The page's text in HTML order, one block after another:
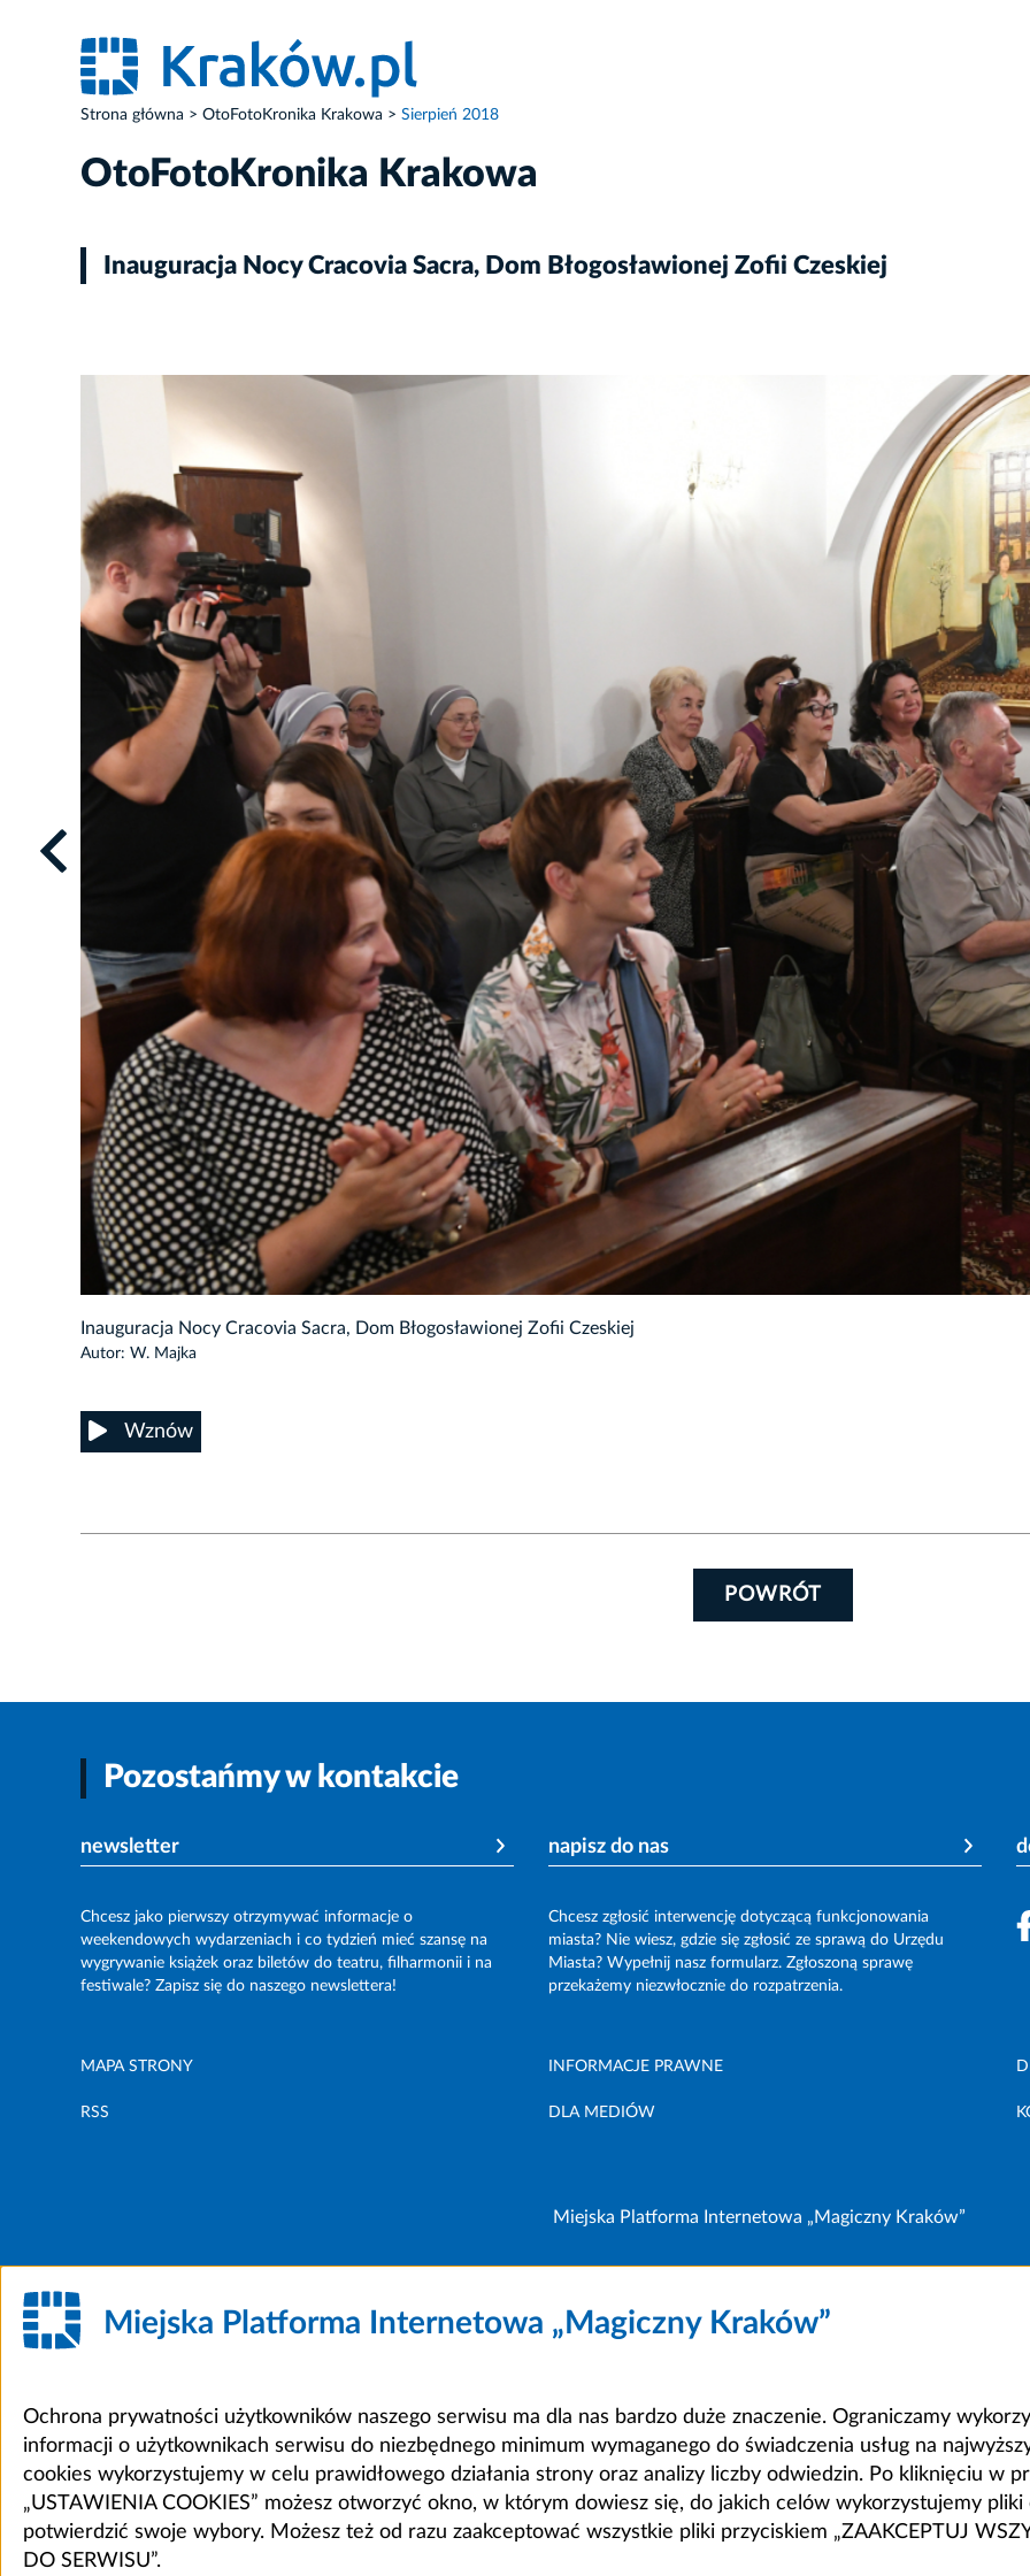
Strona główna OtoFotoKronika Krakowa Sierpień 2018
OtoFotoKronika Krakowa
Inauguracja Nocy Cracovia Sacra, Dom Błogosławionej Zofii Czeskiej
Inauguracja Nocy Cracovia Sacra, Dom Błogosławionej Zofii Czeskiej
Autor: W. Majka
Wznów
POWRÓT
Pozostańmy w kontakcie
newsletter
Chcesz jako pierwszy otrzymywać informacje o
weekendowych wydarzeniach i co tydzień mieć szansę na
wygrywanie książek oraz biletów do teatru, filharmonii i na
festiwale? Zapisz się do naszego newslettera!
napisz do nas
Chcesz zgłosić interwencję dotyczącą funkcjonowania
miasta? Nie wiesz, gdzie się zgłosić ze sprawą do Urzędu
Miasta? Wypełnij nasz formularz. Zgłoszoną sprawę
przekażemy niezwłocznie do rozpatrzenia.
MAPA STRONY INFORMACJE PRAWNE
RSS DLA MEDIÓW
Miejska Platforma Internetowa „Magiczny Kraków”
Miejska Platforma Internetowa „Magiczny Kraków”
Ochrona prywatności użytkowników naszego serwisu ma dla nas bardzo duże znaczenie. Ograniczamy
informacji o użytkownikach serwisu do niezbędnego minimum wymaganego do świadczenia usług na
cookies wykorzystujemy w celu prawidłowego działania strony oraz analizy liczby odwiedzin. Po kliknięciu w
„USTAWIENIA COOKIES” możesz otworzyć okno, w którym dowiesz się, do jakich celów wykorzystujemy pliki
potwierdzić swoje wybory. Możesz też od razu zaakceptować wszystkie pliki przyciskiem „ZAAKCEPTUJ
DO SERWISU”.